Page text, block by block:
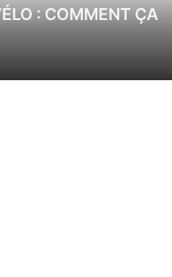
: COMMENT ÇA